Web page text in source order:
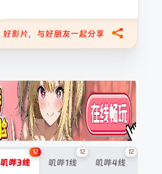
好影片，与好朋友一起分享
叽哔3线
12
叽哔1线
12
叽哔4线
12